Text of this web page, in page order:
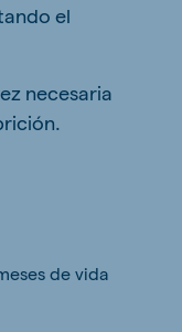
el
necesaria
de vida